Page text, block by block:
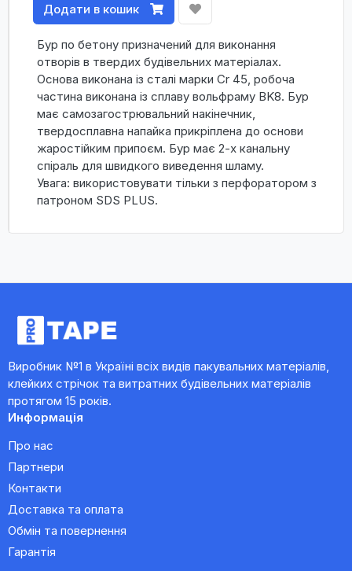
Додати в кошик
Бур по бетону призначений для виконання
отворів в твердих будівельних матеріалах.
Основа виконана із сталі марки Cr 45, робоча
частина виконана із сплаву вольфраму BK8. Бур
має самозагострювальний накінечник,
твердосплавна напайка прикріплена до основи
жаростійким припоєм. Бур має 2-х канальну
спіраль для швидкого виведення шламу.
Увага: використовувати тільки з перфоратором з
патроном SDS PLUS.
Виробник №1 в Україні всіх видів пакувальних матеріалів,
клейких стрічок та витратних будівельних матеріалів
протягом 15 років.
Информація
Про нас
Партнери
Контакти
Доставка та оплата
Обмін та повернення
Гарантія